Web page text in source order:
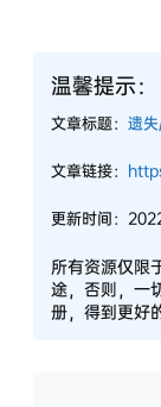
温馨提示：
文章标题： 遗
文章链接：
更新时间：
所有资源仅限
途，否则，一
册，得到更好